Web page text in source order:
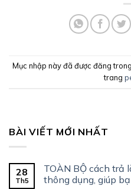
Mục nhập này đã được đăng
trang
BÀI VIẾT MỚI NHẤT
28
Th5
TOÀN BỘ cách trả
thông dụng, giúp